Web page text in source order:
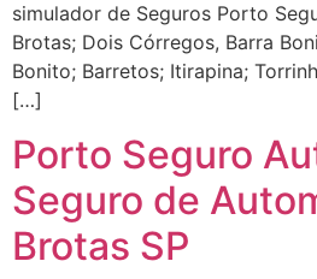
simulador de Seguros Porto
Brotas; Dois Córregos, Barra
Bonito; Barretos; Itirapina;
[…]
Porto Seguro
Seguro de
Brotas SP